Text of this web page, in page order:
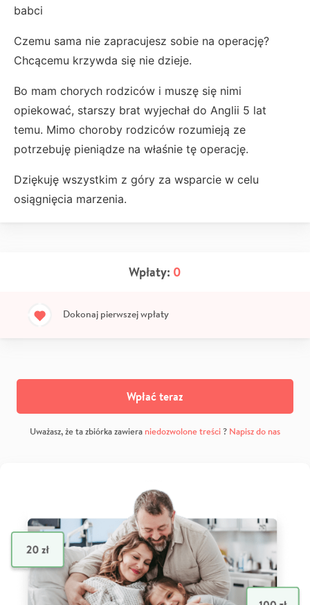
babci
Czemu sama nie zapracujesz sobie na operację?
Chcącemu krzywda się nie dzieje.
Bo mam chorych rodziców i muszę się nimi
opiekować, starszy brat wyjechał do Anglii 5 lat
temu. Mimo choroby rodziców rozumieją ze
potrzebuję pieniądze na właśnie tę operację.
Dziękuję wszystkim z góry za wsparcie w celu
osiągnięcia marzenia.
Wpłaty: 0
Dokonaj pierwszej wpłaty
Wpłać teraz
Uważasz, że ta zbiórka zawiera niedozwolone treści? Napisz do nas